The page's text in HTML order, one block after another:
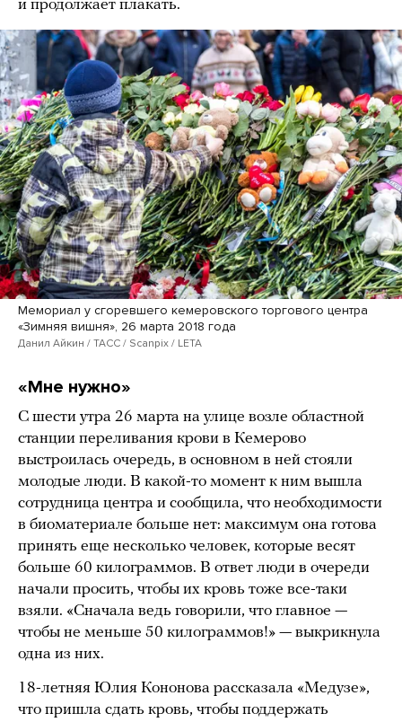
и продолжает плакать.
Мемориал у сгоревшего кемеровского торгового центра
«Зимняя вишня», 26 марта 2018 года
Данил Айкин / ТАСС / Scanpix / LETA
«Мне нужно»
С шести утра 26 марта на улице возле областной
станции переливания крови в Кемерово
выстроилась очередь, в основном в ней стояли
молодые люди. В какой-то момент к ним вышла
сотрудница центра и сообщила, что необходимости
в биоматериале больше нет: максимум она готова
принять еще несколько человек, которые весят
больше 60 килограммов. В ответ люди в очереди
начали просить, чтобы их кровь тоже все-таки
взяли. «Сначала ведь говорили, что главное —
чтобы не меньше 50 килограммов!» — выкрикнула
одна из них.
18-летняя Юлия Кононова рассказала «Медузе»,
что пришла сдать кровь, чтобы поддержать